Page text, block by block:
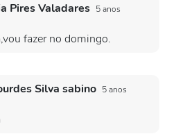
Pires Valadares 5 anos
fazer no domingo.
Silva sabino 5 anos